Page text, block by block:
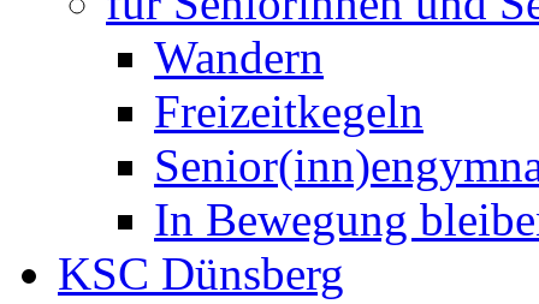
Wandern
Freizeitkegeln
In Bewegung
KSC Dünsberg